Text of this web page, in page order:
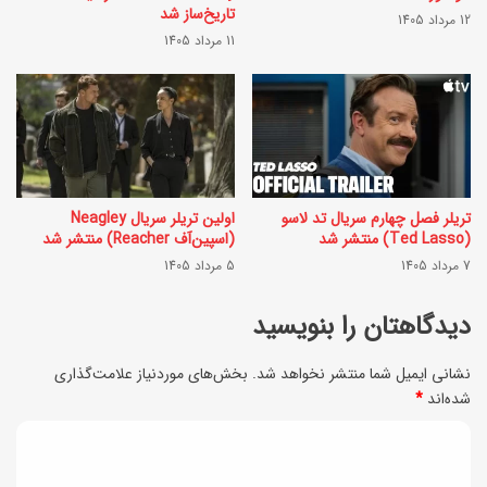
؟
(
ی
ن
ب
ه
0
ا
ش
ی
ش
ه‌
12 مرداد 1405
تاریخ‌ساز شد
11 مرداد 1405
تریلر فصل چهارم سریال تد لاسو
(Ted Lasso) منتشر شد
7 مرداد 1405
اولین تریلر سریال Neagley
(اسپین‌آف Reacher) منتشر شد
5 مرداد 1405
دیدگاهتان را بنویسید
نشانی ایمیل شما منتشر نخواهد شد. بخش‌های موردنیاز علامت‌گذاری
شده‌اند *